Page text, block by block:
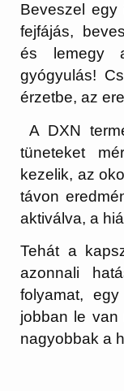
Beveszel egy
fejfájás,
és lemegy
gyógyulás!
érzetbe, az
A DXN
tüneteket
kezelik, az
távon
aktiválva, a
Tehát a
azonnali
folyamat,
jobban le van
nagyobbak a